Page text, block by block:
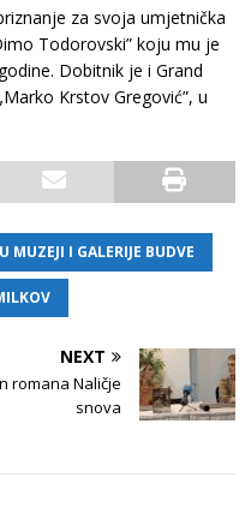
za svoja umjetnička
Todorovski” koju mu je
Dobitnik je i Grand
Krstov Gregović”, u
MUZEJI I GALERIJE BUDVE
NEXT
romana Naličje
snova